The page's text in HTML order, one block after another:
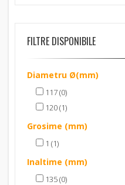
FILTRE DISPONIBILE
Diametru Ø(mm)
117 (0)
120 (1)
Grosime (mm)
1 (1)
Inaltime (mm)
135 (0)